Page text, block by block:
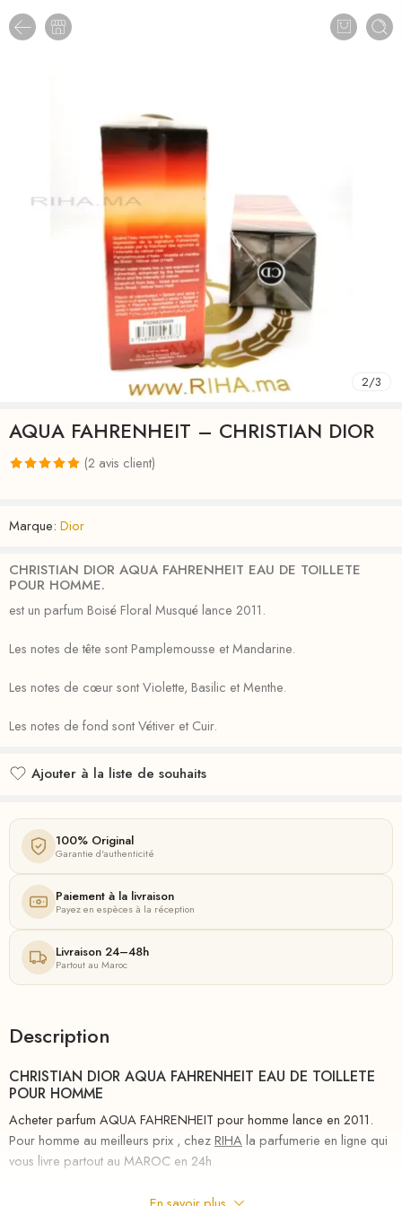
2/3
AQUA FAHRENHEIT – CHRISTIAN DIOR
surnotations
(2 avis client)
Marque: Dior
CHRISTIAN DIOR AQUA FAHRENHEIT EAU DE TOILLETE
POUR HOMME.
est un parfum Boisé Floral Musqué lance 2011.
Les notes de tête sont Pamplemousse et Mandarine.
Les notes de cœur sont Violette, Basilic et Menthe.
Les notes de fond sont Vétiver et Cuir.
Ajouter à la liste de souhaits
100% Original
Garantie d'authenticité
Paiement à la livraison
Payez en espèces à la réception
Livraison 24–48h
Partout au Maroc
Description
CHRISTIAN DIOR AQUA FAHRENHEIT EAU DE TOILLETE
POUR HOMME
Acheter parfum AQUA FAHRENHEIT pour homme lance en 2011.
Pour homme au meilleurs prix , chezRIHAla parfumerie en ligne qui
vous livre partout au MAROC en 24h
Aqua Fahrenheit Splash et Spray Christian Dior pour homme est un